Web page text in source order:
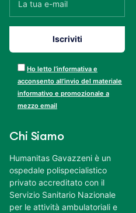
Ho letto l’informativa e
acconsento all’invio del materiale
informativo e promozionale a
mezzo email
Chi Siamo
Humanitas Gavazzeni è un
ospedale polispecialistico
privato accreditato con il
Servizio Sanitario Nazionale
per le attività ambulatoriali e